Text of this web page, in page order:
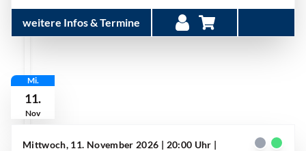
weitere Infos & Termine
Mi.
11.
Nov
Mittwoch, 11. November 2026 | 20:00 Uhr |